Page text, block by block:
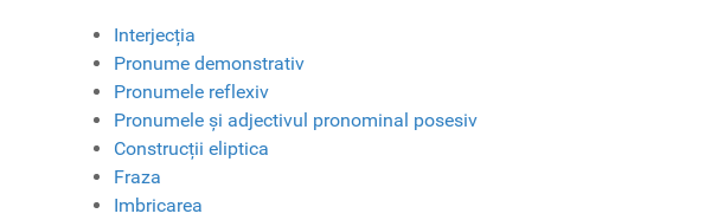
Interjecția
Pronume demonstrativ
Pronumele reflexiv
Pronumele și adjectivul pronominal posesiv
Construcții eliptica
Fraza
Imbricarea